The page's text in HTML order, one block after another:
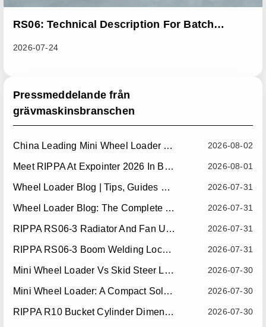
RS06: Technical Description For Batch
2026-07-24
Pressmeddelande från
grävmaskinsbranschen
2026-08-02
China Leading Mini Wheel Loader Supplier: Reliable Compact Wheel Loaders For Global Markets
2026-08-01
Meet RIPPA At Expointer 2026 In Brazil
2026-07-31
Wheel Loader Blog | Tips, Guides & Attachments
2026-07-31
Wheel Loader Blog: The Complete Guide To Wheel Loaders For Construction, Agriculture, And Material Handling
2026-07-31
RIPPA RS06-3 Radiator And Fan Upgrade — Effective July 10, 2026
2026-07-31
RIPPA RS06-3 Boom Welding Locating Bar Optimization — Effective July 15, 2026
2026-07-30
Mini Wheel Loader Vs Skid Steer Loader: Which Compact Machine Is Better For Your Business?
2026-07-30
Mini Wheel Loader: A Compact Solution For Efficient Material Handling
2026-07-30
RIPPA R10 Bucket Cylinder Dimension Optimization — Effective July 15, 2026